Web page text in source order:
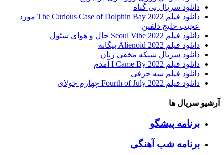
دانلود سریال بی گناه
دانلود فیلم The Curious Case of Dolphin Bay 2022 مورد
عجیب خلیج دلفین
دانلود فیلم Seoul Vibe 2022 حال و هوای سئول
دانلود فیلم Alienoid 2022 بیگانه
دانلود سریال شبکه مخفی زنان
دانلود فیلم I Came By 2022 آمدم
دانلود فیلم سه حرفی
دانلود فیلم Fourth of July 2022 چهارم جولای
آرشیو سریال ها
برنامه پیشگو
برنامه شب آهنگی